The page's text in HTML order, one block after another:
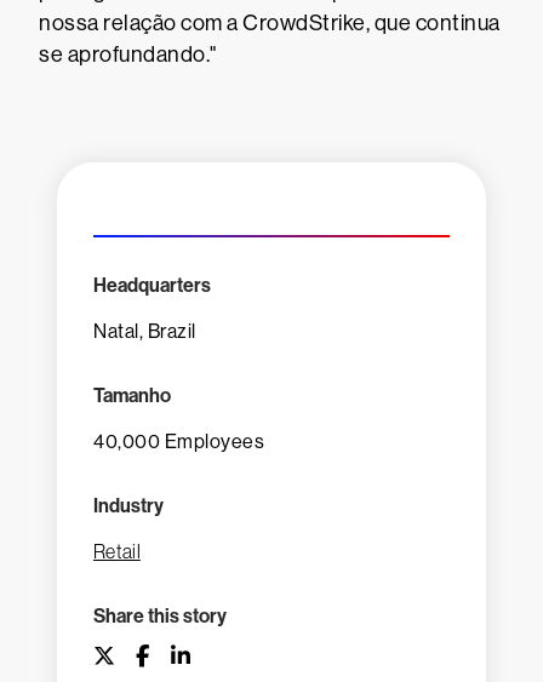
nossa relação com a CrowdStrike, que continua
se aprofundando."
Headquarters
Natal, Brazil
Tamanho
40,000 Employees
Industry
Retail
Share this story